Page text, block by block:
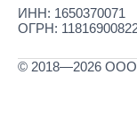
ИНН: 1650370071
ОГРН:
© 2018—2026 ООО